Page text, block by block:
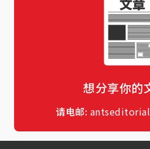
想分享你的
请电邮: